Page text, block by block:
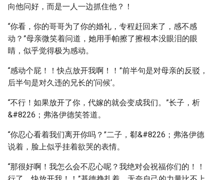
向他问好，而是一人一边抓住他？！
“你看，你的哥哥为了你的婚礼，专程赶回来了，感不感
动？”母亲微笑着问道，她用手帕擦了擦根本没眼泪的眼
睛，似乎觉得极为感动。
“感动个屁！！快点放开我啊！！”前半句是对母亲的反驳，
后半句是对久违的兄长的‘问候‘。
“不行！如果放开了你，代嫁的就会变成我们。”长子，析
&#8226；弗洛伊德笑答道。
“你忍心看着我们离开你吗？”二子，郗&#8226；弗洛伊德
说着，脸上似乎挂着欲哭的表情。
“那很好啊！我怎么会不忍心呢？我绝对会祝福你们的！！